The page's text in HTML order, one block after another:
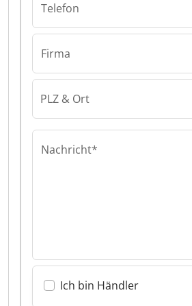
Telefon
Firma
PLZ & Ort
Nachricht*
Ich bin Händler